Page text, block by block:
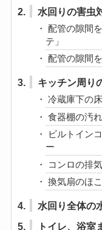
2. 水回りの害虫
配管の隙間
テ」
配管の隙間
3. キッチン周り
冷蔵庫下の
食器棚の汚
ビルトイン
ー
コンロの排
換気扇のほ
4.
水回り全体の
5.
トイレ、浴室